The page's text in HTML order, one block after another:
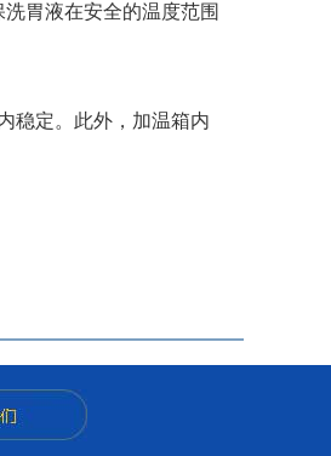
胃液在安全的温度范围
稳定。此外，加温箱内